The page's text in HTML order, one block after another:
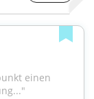
einen